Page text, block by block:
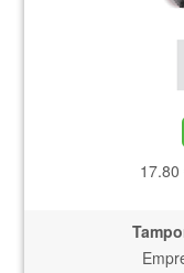
17.80